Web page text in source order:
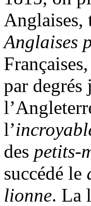
Anglaises,
Anglaises
par degrés
l’
des petits-
succédé le
lionne. La